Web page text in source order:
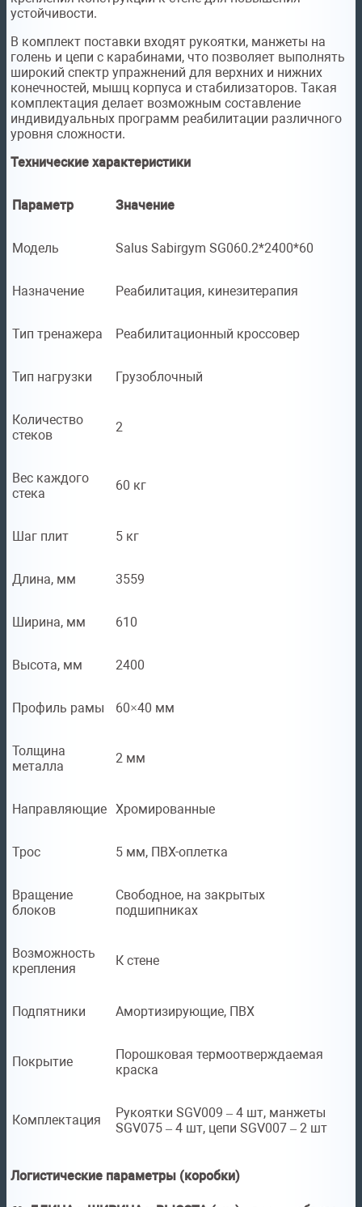
устойчивости.
В комплект поставки входят рукоятки, манжеты на
голень и цепи с карабинами, что позволяет выполнять
широкий спектр упражнений для верхних и нижних
конечностей, мышц корпуса и стабилизаторов. Такая
комплектация делает возможным составление
индивидуальных программ реабилитации различного
уровня сложности.
Технические характеристики
Параметр Значение
Модель Salus Sabirgym SG060.2*2400*60
Назначение Реабилитация, кинезитерапия
Тип тренажера Реабилитационный кроссовер
Тип нагрузки Грузоблочный
Количество
стеков
2
Вес каждого
стека
60 кг
Шаг плит 5 кг
Длина, мм 3559
Ширина, мм 610
Высота, мм 2400
Профиль рамы 60×40 мм
Толщина
металла
2 мм
Направляющие Хромированные
Трос 5 мм, ПВХ-оплетка
Вращение
блоков
Свободное, на закрытых
подшипниках
Возможность
крепления
К стене
Подпятники Амортизирующие, ПВХ
Покрытие
Порошковая термоотверждаемая
краска
Комплектация
Рукоятки SGV009 – 4 шт, манжеты
SGV075 – 4 шт, цепи SGV007 – 2 шт
Логистические параметры (коробки)